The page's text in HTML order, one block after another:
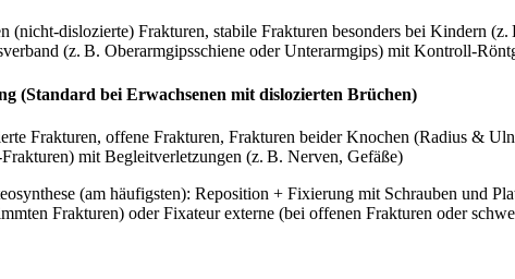
(nicht-dislozierte) Frakturen, stabile Frakturen besonders bei Kindern
(z. B. Oberarmgipsschiene oder Unterarmgips) mit Kontroll-
(Standard bei Erwachsenen mit dislozierten Brüchen)
Frakturen, offene Frakturen, Frakturen beider Knochen (Radius &
mit Begleitverletzungen (z. B. Nerven, Gefäße)
(am häufigsten): Reposition + Fixierung mit Schrauben und
Frakturen) oder Fixateur externe (bei offenen Frakturen oder